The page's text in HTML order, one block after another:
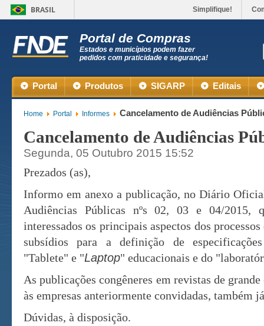
BRASIL Simplifique!
Portal de Compras
Estados e municípios podem fazer
pedidos com praticidade e segurança!
Portal Produtos SIGARP Editais
Home Portal Informes Cancelamento de Audiências
Cancelamento de Audiências
Segunda, 05 Outubro 2015 15:52
Prezados (as),
Informo em anexo a publicação, no Diário
Audiências Públicas nºs 02, 03 e 04/2015,
interessados os principais aspectos dos
subsídios para a definição de
"Tablete" e "Laptop" educacionais e do
As publicações congêneres em revistas de
às empresas anteriormente convidadas, também
Dúvidas, à disposição.